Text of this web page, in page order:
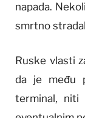
napada.
smrtno
Ruske vlasti
da je među
terminal, niti